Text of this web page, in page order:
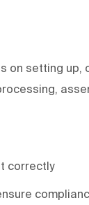
on setting up,
correctly